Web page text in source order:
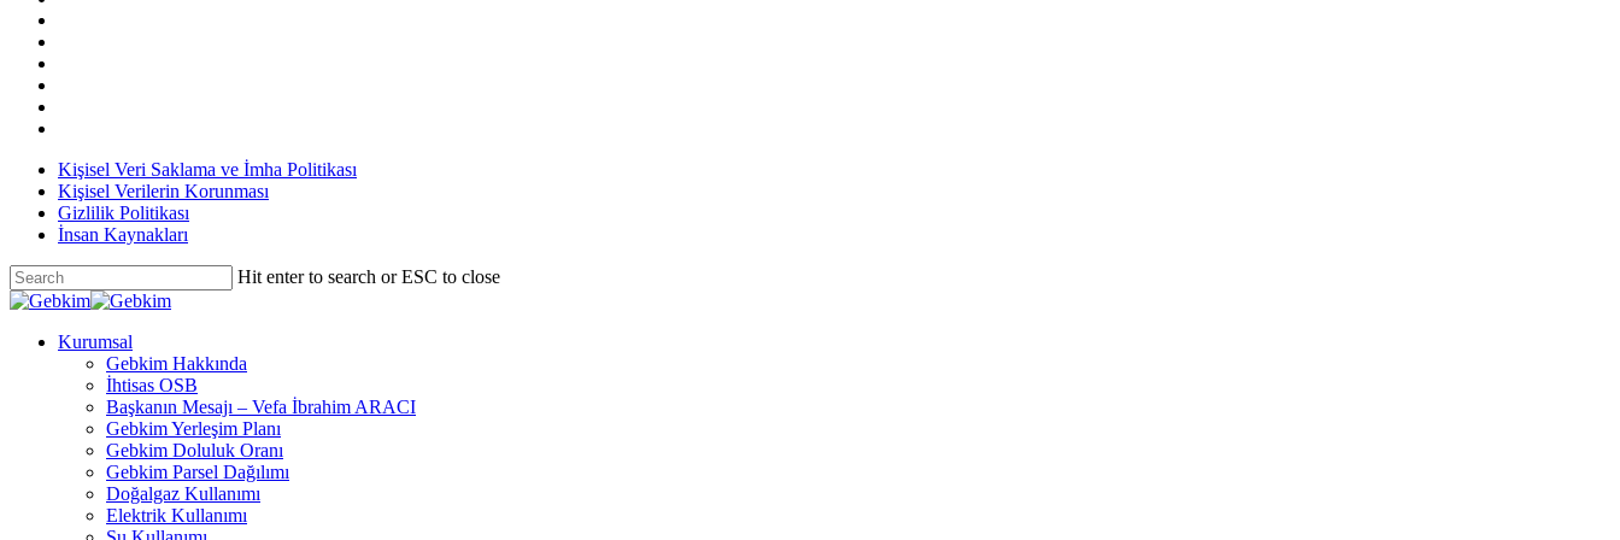
Kişisel Veri Saklama ve İmha Politikası
Kişisel Verilerin Korunması
Gizlilik Politikası
İnsan Kaynakları
Hit enter to search or ESC to close
Kurumsal
Gebkim Hakkında
İhtisas OSB
Başkanın Mesajı – Vefa İbrahim ARACI
Gebkim Yerleşim Planı
Gebkim Doluluk Oranı
Gebkim Parsel Dağılımı
Doğalgaz Kullanımı
Elektrik Kullanımı